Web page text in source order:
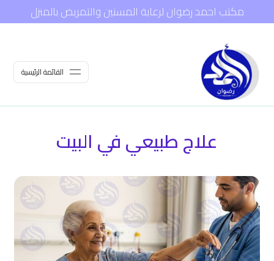
مكتب احمد رضوان لرعاية المسنين والتمريض بالمنزل
القائمة الرئيسية
علاج طبيعي في البيت